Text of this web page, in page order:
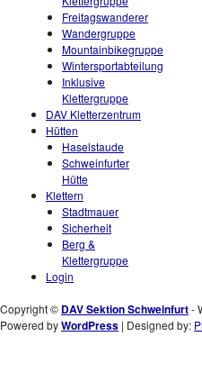
Freitagswanderer
Wandergruppe
Mountainbikegruppe
Wintersportabteilung
Inklusive
Klettergruppe
DAV Kletterzentrum
Hütten
Haselstaude
Schweinfurter
Hütte
Klettern
Stadtmauer
Sicherheit
Berg &
Klettergruppe
Login
Copyright © DAV Sektion Schweinfurt-
Powered byWordPress | Designed by: